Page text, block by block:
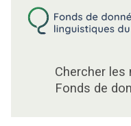
Chercher les
Fonds de